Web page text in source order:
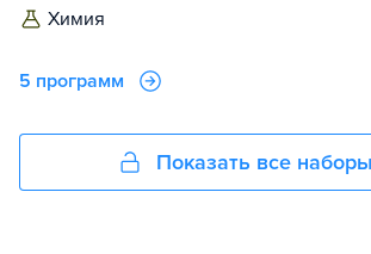
химия
5 программ
Показать все